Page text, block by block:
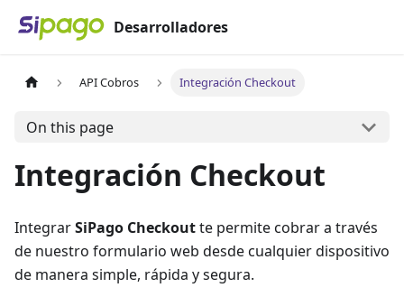
Desarrolladores
API Cobros Integración Checkout
On this page
Integración Checkout
IntegrarSiPago Checkoutte permite cobrar a través
de nuestro formulario web desde cualquier dispositivo
de manera simple, rápida y segura.